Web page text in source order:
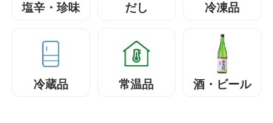
塩辛・珍味 だし 冷凍品
冷蔵品 常温品 酒・ビール